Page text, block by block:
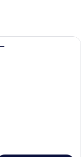
ルベッド 1 台 マリーナ